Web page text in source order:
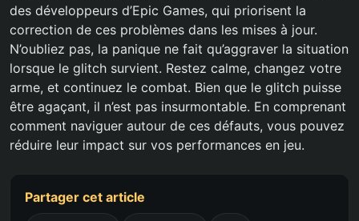
des développeurs d’Epic Games, qui priorisent la
correction de ces problèmes dans les mises à jour.
N’oubliez pas, la panique ne fait qu’aggraver la situation
lorsque le glitch survient. Restez calme, changez votre
arme, et continuez le combat. Bien que le glitch puisse
être agaçant, il n’est pas insurmontable. En comprenant
comment naviguer autour de ces défauts, vous pouvez
réduire leur impact sur vos performances en jeu.
Partager cet article